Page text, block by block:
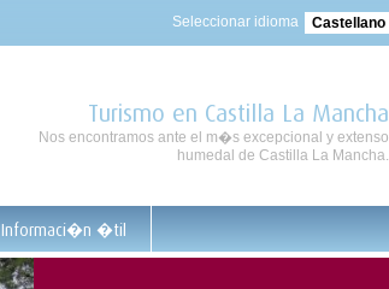
Seleccionar idioma Castellano
Turismo en Castilla La Mancha
Nos encontramos ante el m�s excepcional y extenso
humedal de Castilla La Mancha.
Informaci�n �til